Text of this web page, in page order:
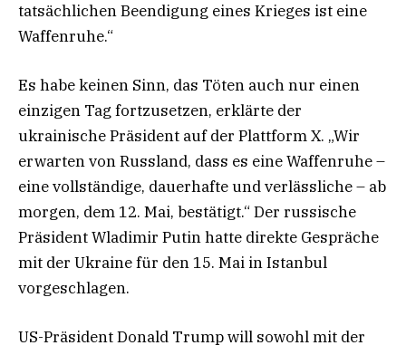
tatsächlichen Beendigung eines Krieges ist eine
Waffenruhe.“
Es habe keinen Sinn, das Töten auch nur einen
einzigen Tag fortzusetzen, erklärte der
ukrainische Präsident auf der Plattform X. „Wir
erwarten von Russland, dass es eine Waffenruhe –
eine vollständige, dauerhafte und verlässliche – ab
morgen, dem 12. Mai, bestätigt.“ Der russische
Präsident Wladimir Putin hatte direkte Gespräche
mit der Ukraine für den 15. Mai in Istanbul
vorgeschlagen.
US-Präsident Donald Trump will sowohl mit der